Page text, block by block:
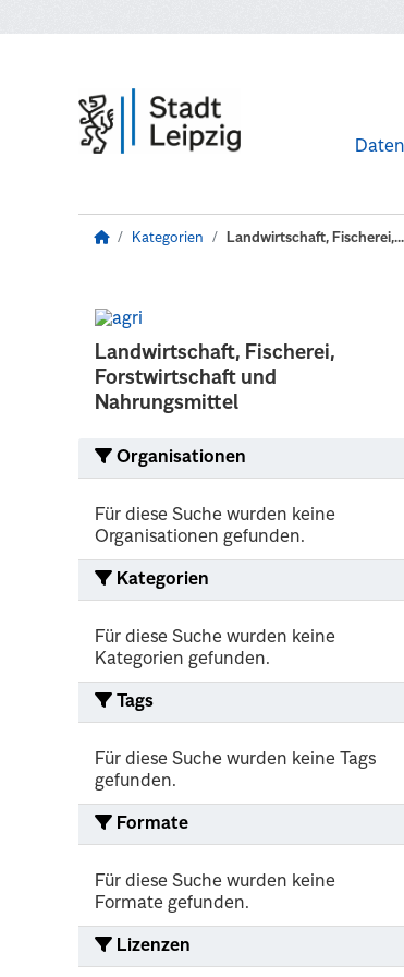
Kategorien Landwirtschaft, Fischerei,...
Landwirtschaft, Fischerei,
Forstwirtschaft und
Nahrungsmittel
Organisationen
Für diese Suche wurden keine
Organisationen gefunden.
Kategorien
Für diese Suche wurden keine
Kategorien gefunden.
Tags
Für diese Suche wurden keine Tags
gefunden.
Formate
Für diese Suche wurden keine
Formate gefunden.
Lizenzen